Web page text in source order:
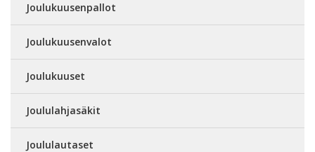
Joulukuusenpallot
Joulukuusenvalot
Joulukuuset
Joululahjasäkit
Joululautaset